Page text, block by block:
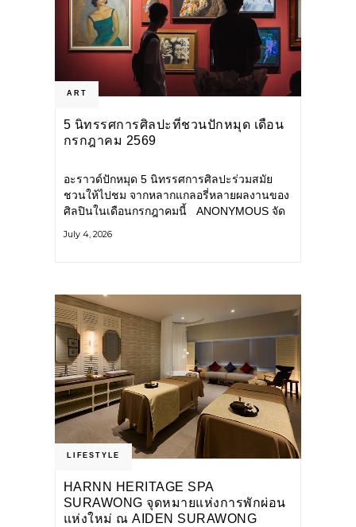
ART
5 นิทรรศการศิลปะที่ชวนปักหมุด เดือน
กรกฎาคม 2569
อะราวด์ปักหมุด 5 นิทรรศการศิลปะร่วมสมัย
ชวนให้ไปชม จากหลากแกลอรี่หลายผลงานของ
ศิลปินในเดือนกรกฎาคมนี้ ANONYMOUS จัด
กลุ่ม Anonymous โดยมี นิ่ม
July 4, 2026
LIFESTYLE
HARNN HERITAGE SPA
SURAWONG จุดหมายแห่งการพักผ่อน
แห่งใหม่ ณ AIDEN SURAWONG